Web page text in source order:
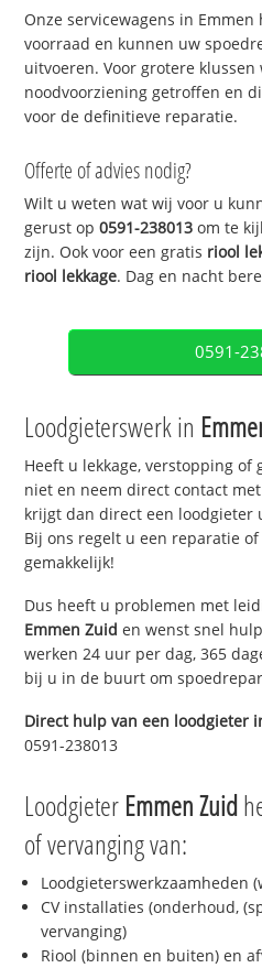
Onze servicewagens in
voorraad en kunnen uw
uitvoeren. Voor grotere
noodvoorziening getroffen en
voor de definitieve reparatie.
Offerte of advies nodig?
Wilt u weten wat wij voor u
gerust op0591-238013 om te
zijn. Ook voor een gratis riool
riool lekkage. Dag en nacht
0591-
Loodgieterswerk in
Heeft u lekkage, verstopping of
niet en neem direct contact
krijgt dan direct een loodgieter
Bij ons regelt u een reparatie
gemakkelijk!
Dus heeft u problemen met
Emmen Zuid en wenst snel
werken 24 uur per dag, 365
bij u in de buurt om
Direct hulp van een loodgieter
0591-238013
Loodgieter Emmen Zuid
of vervanging van:
Loodgieterswerkzaamheden
CV installaties (onderhoud,
vervanging)
Riool (binnen en buiten) en